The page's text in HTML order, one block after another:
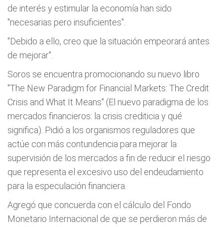
de interés y estimular la economía han sido
"necesarias pero insuficientes".
"Debido a ello, creo que la situación empeorará antes
de mejorar".
Soros se encuentra promocionando su nuevo libro
"The New Paradigm for Financial Markets: The Credit
Crisis and What It Means" (El nuevo paradigma de los
mercados financieros: la crisis crediticia y qué
significa). Pidió a los organismos reguladores que
actúe con más contundencia para mejorar la
supervisión de los mercados a fin de reducir el riesgo
que representa el excesivo uso del endeudamiento
para la especulación financiera.
Agregó que concuerda con el cálculo del Fondo
Monetario Internacional de que se perdieron más de